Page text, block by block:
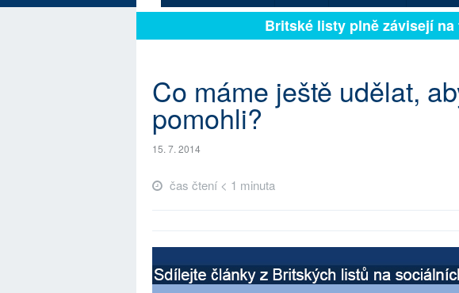
Britské listy plně závisejí na
Co máme ještě udělat,
pomohli?
15. 7. 2014
čas čtení < 1 minuta